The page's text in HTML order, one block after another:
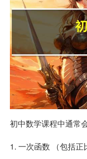
初中数学课程中通常
1. 一次函数 （包括正